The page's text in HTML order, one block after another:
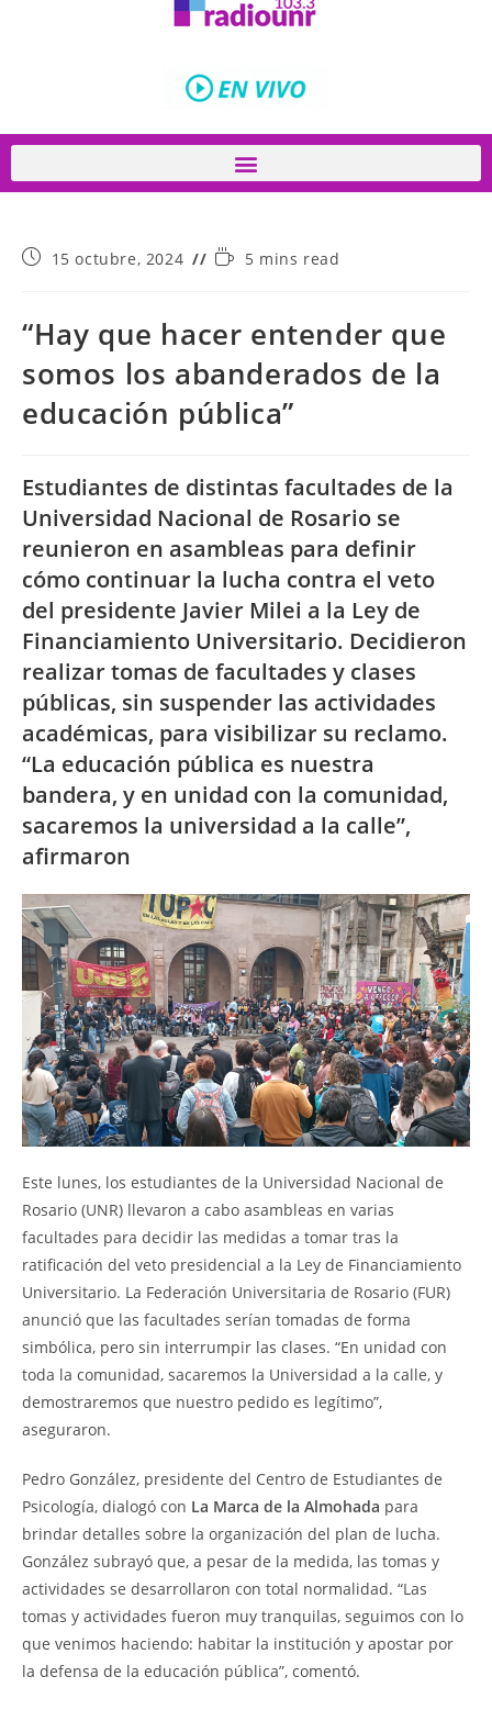
15 octubre, 2024 5 mins read
“Hay que hacer entender que
somos los abanderados de la
educación pública”
Estudiantes de distintas facultades de la
Universidad Nacional de Rosario se
reunieron en asambleas para definir
cómo continuar la lucha contra el veto
del presidente Javier Milei a la Ley de
Financiamiento Universitario. Decidieron
realizar tomas de facultades y clases
públicas, sin suspender las actividades
académicas, para visibilizar su reclamo.
“La educación pública es nuestra
bandera, y en unidad con la comunidad,
sacaremos la universidad a la calle”,
afirmaron
Este lunes, los estudiantes de la Universidad Nacional de
Rosario (UNR) llevaron a cabo asambleas en varias
facultades para decidir las medidas a tomar tras la
ratificación del veto presidencial a la Ley de Financiamiento
Universitario. La Federación Universitaria de Rosario (FUR)
anunció que las facultades serían tomadas de forma
simbólica, pero sin interrumpir las clases. “En unidad con
toda la comunidad, sacaremos la Universidad a la calle, y
demostraremos que nuestro pedido es legítimo”,
aseguraron.
Pedro González, presidente del Centro de Estudiantes de
Psicología, dialogó con La Marca de la Almohada para
brindar detalles sobre la organización del plan de lucha.
González subrayó que, a pesar de la medida, las tomas y
actividades se desarrollaron con total normalidad. “Las
tomas y actividades fueron muy tranquilas, seguimos con lo
que venimos haciendo: habitar la institución y apostar por
la defensa de la educación pública”, comentó.